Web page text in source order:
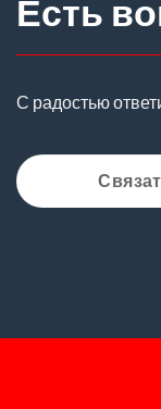
Есть
С радостью